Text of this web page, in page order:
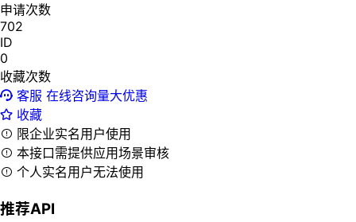
申请次数
702
ID
0
收藏次数
客服 在线咨询量大优惠
收藏
限企业实名用户使用
本接口需提供应用场景审核
个人实名用户无法使用
推荐API